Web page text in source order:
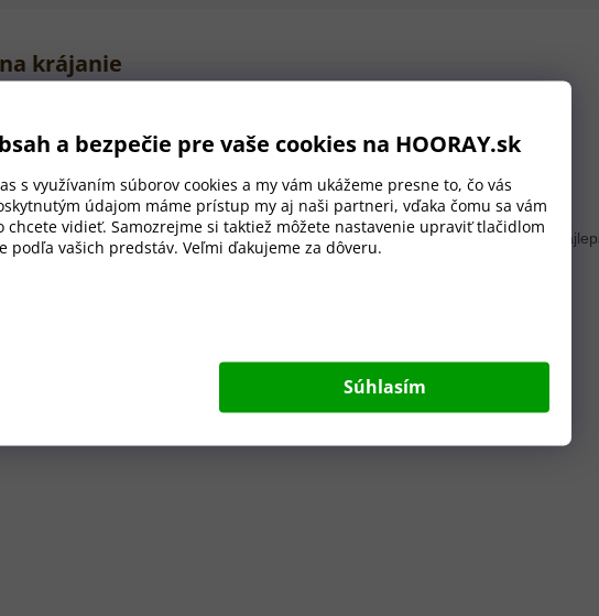
a bezpečie pre vaše cookies na HOORAY.sk
s využívaním súborov cookies a my vám ukážeme presne to, čo vás
údajom máme prístup my aj naši partneri, vďaka čomu sa vám
chcete vidieť. Samozrejme si taktiež môžete nastavenie upraviť tlačidlom
podľa vašich predstáv. Veľmi ďakujeme za dôveru.
Súhlasím
krájanie
30
zeleniny či iných
že by ste museli platiť
my sa už postaráme
v poznámke.